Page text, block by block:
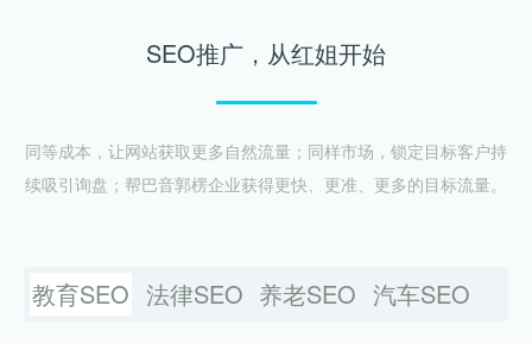
SEO推广，从红姐开始
同等成本，让网站获取更多自然流量；同样市场，锁定目标客户持
续吸引询盘；帮巴音郭楞企业获得更快、更准、更多的目标流量。
教育SEO 法律SEO 养老SEO 汽车SEO